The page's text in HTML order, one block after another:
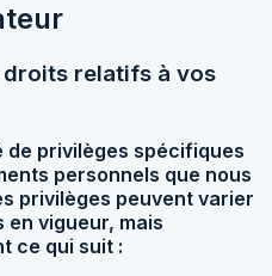
droits relatifs à vos
de privilèges spécifiques
personnels que nous
privilèges peuvent varier
vigueur, mais
ce qui suit :